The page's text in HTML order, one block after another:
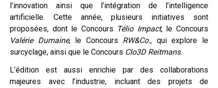
l’innovation ainsi que l’intégration de l’intelligence
artificielle. Cette année, plusieurs initiatives sont
proposées, dont le Concours Télio Impact, le Concours
Valérie Dumaine, le Concours RW&Co., qui explore le
surcyclage, ainsi que le Concours Clo3D Reitmans.
L’édition est aussi enrichie par des collaborations
majeures avec l’industrie, incluant des projets de